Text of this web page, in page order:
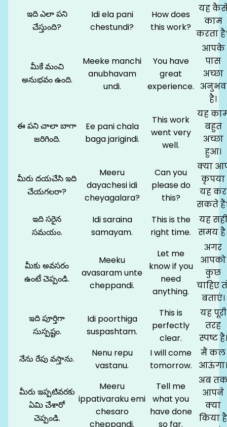
ఇది ఎలా పని
చేస్తుంది?
Idi ela pani
chestundi?
How does
this work?
यह
काम
करता
మీకే మంచి
అనుభవం ఉంది.
Meeke manchi
anubhavam
undi.
You have
great
experience.
आपके
पास
अच्छा
अनुभव
है।
ఈ పని చాలా బాగా
జరిగింది.
Ee pani chala
baga jarigindi.
This work
went very
well.
यह
बहुत
अच्छा
हुआ।
మీరు దయచేసి ఇది
చేయగలరా?
Meeru
dayachesi idi
cheyagalara?
Can you
please do
this?
क्या
कृपया
यह कर
सकते
ఇది సరైన
సమయం.
Idi saraina
samayam.
This is the
right time.
यह सही
समय
మీకు అవసరం
ఉంటే చెప్పండి.
Meeku
avasaram unte
cheppandi.
Let me
know if you
need
anything.
अगर
आपको
कुछ
चाहिए
बताएं।
ఇది పూర్తిగా
సుస్పష్టం.
Idi poorthiga
suspashtam.
This is
perfectly
clear.
यह पूरी
तरह
स्पष्ट है।
నేను రేపు వస్తాను.
Nenu repu
vastanu.
I will come
tomorrow.
मैं कल
आऊंगा।
మీరు ఇప్పటివరకు
ఏమి చేశారో
చెప్పండి.
Meeru
ippativaraku emi
chesaro
cheppandi.
Tell me
what you
have done
so far.
अब
आपने
क्या
किया है